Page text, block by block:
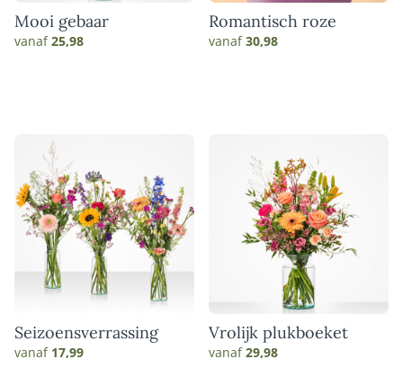
Mooi gebaar
vanaf25,98
Romantisch roze
vanaf30,98
Seizoensverrassing
vanaf 17,99
Vrolijk plukboeket
vanaf29,98